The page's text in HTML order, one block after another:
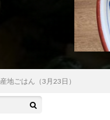
地ごはん（3月23日）